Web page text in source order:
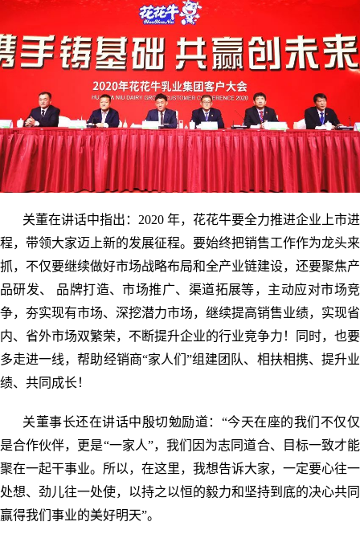
关董在讲话中指出：2020 年，花花牛要全力推进企业上市进
程，带领大家迈上新的发展征程。要始终把销售工作作为龙头来
抓，不仅要继续做好市场战略布局和全产业链建设，还要聚焦产
品研发、 品牌打造、市场推广、渠道拓展等，主动应对市场竞
争，夯实现有市场、深挖潜力市场，继续提高销售业绩，实现省
内、省外市场双繁荣，不断提升企业的行业竞争力！同时，也要
多走进一线，帮助经销商“家人们”组建团队、相扶相携、提升业
绩、共同成长！
关董事长还在讲话中殷切勉励道：“今天在座的我们不仅仅
是合作伙伴，更是“一家人”，我们因为志同道合、目标一致才能
聚在一起干事业。所以，在这里，我想告诉大家，一定要心往一
处想、劲儿往一处使，以持之以恒的毅力和坚持到底的决心共同
赢得我们事业的美好明天”。